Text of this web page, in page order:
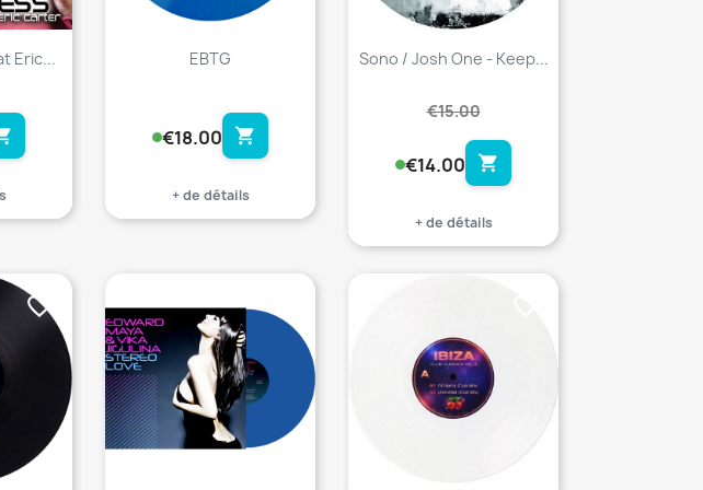
Eric... EBTG
€18.00 shopping_cart
+ de détails
Sono / Josh One - Keep...
€15.00
€14.00 shopping_cart
+ de détails
favorite_border favorite_border